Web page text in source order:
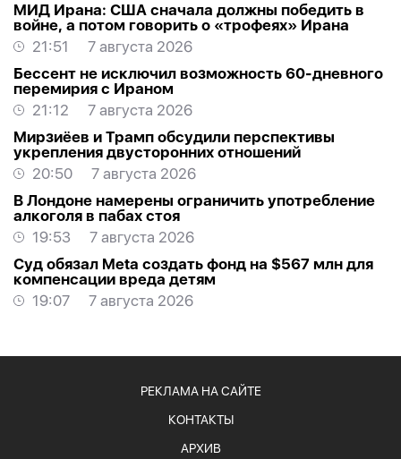
МИД Ирана: США сначала должны победить в
войне, а потом говорить о «трофеях» Ирана
21:51
7 августа 2026
Бессент не исключил возможность 60-дневного
перемирия с Ираном
21:12
7 августа 2026
Мирзиёев и Трамп обсудили перспективы
укрепления двусторонних отношений
20:50
7 августа 2026
В Лондоне намерены ограничить употребление
алкоголя в пабах стоя
19:53
7 августа 2026
Суд обязал Meta создать фонд на $567 млн для
компенсации вреда детям
19:07
7 августа 2026
РЕКЛАМА НА САЙТЕ
КОНТАКТЫ
АРХИВ